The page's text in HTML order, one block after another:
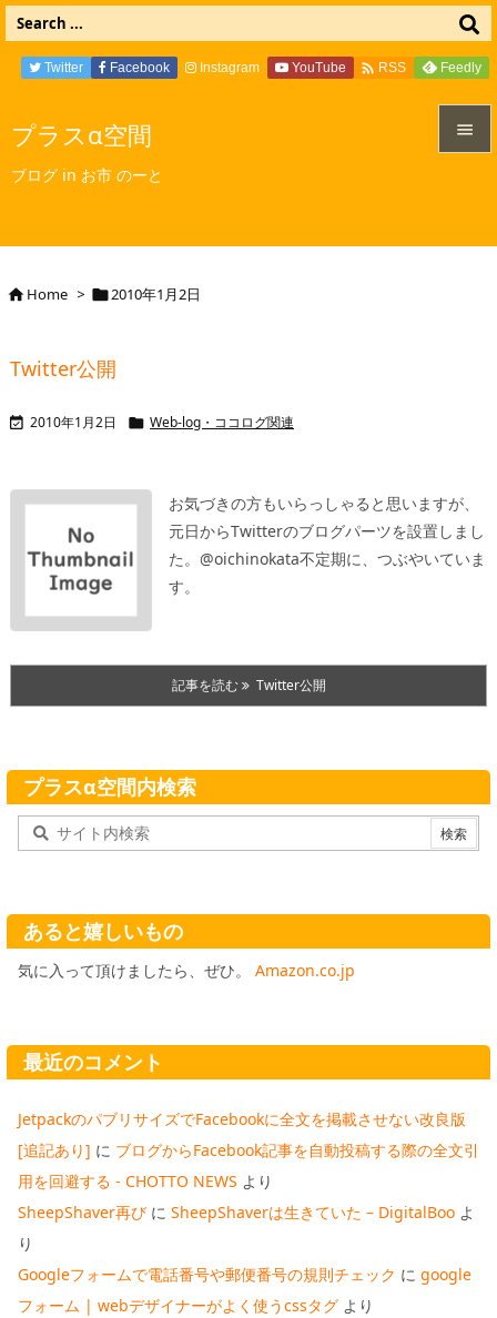
プラスα空間
ブログ in お市 のーと

Twitter Facebook Instagram YouTube  RSS Feedly
Home > 2010年1月2日
Twitter公開
 2010年1月2日  Web-log・ココログ関連
お気づきの方もいらっしゃると思いますが、
元日からTwitterのブログパーツを設置しまし
た。 @oichinokata不定期に、つぶやいていま
す。
記事を読む Twitter公開
プラスα空間内検索
あると嬉しいもの
気に入って頂けましたら、ぜひ。 Amazon.co.jp
最近のコメント
JetpackのパブリサイズでFacebookに全文を掲載させない改良版
[追記あり] に ブログからFacebook記事を自動投稿する際の全文引
用を回避する - CHOTTO NEWS より
SheepShaver再び に SheepShaverは生きていた – DigitalBoo よ
り
Googleフォームで電話番号や郵便番号の規則チェック に google
フォーム | webデザイナーがよく使うcssタグ より